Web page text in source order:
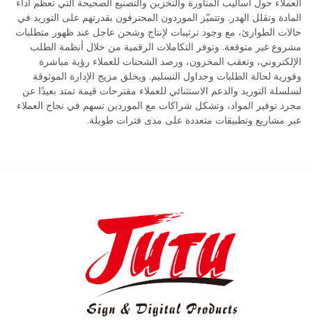
العملاء حول أساليب المناورة والتخزين والتصنيع الصحيحة التي تعظم أداء
المادة وتقلل الهدر. وتتميّز الموردون المحترفون بقدرتهم على التوريد في
حالات الطوارئ، مع وجود ترتيبات لإنتاج وشحن عاجل عند ظهور متطلبات
مشروع غير متوقعة. وتوفر التكاملات الرقمية من خلال أنظمة الطلب
الإلكتروني، وتعقب المخزون، ورصد الشحنات للعملاء رؤية مباشرة
وفورية لحالة الطلبات وجداول التسليم. ويخلق مزيج الإدارة الموثوقة
لسلسلة التوريد والدعم الاستثنائي للعملاء مقترحات قيمة تمتد بعيدًا عن
مجرد توفير المواد، وتشكل شراكات مع الموردين تسهم في نجاح العملاء
عبر مشاريع وتطبيقات متعددة على مدى فترات طويلة.